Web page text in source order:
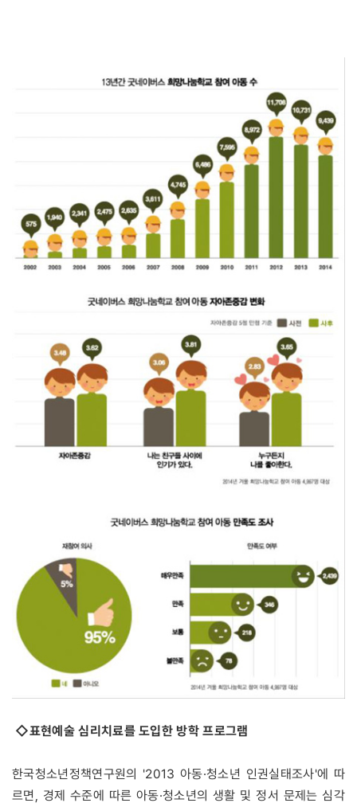
◇표현예술 심리치료를 도입한 방학 프로그램
한국청소년정책연구원의 '2013 아동·청소년 인권실태조사'에 따
르면, 경제 수준에 따른 아동·청소년의 생활 및 정서 문제는 심각